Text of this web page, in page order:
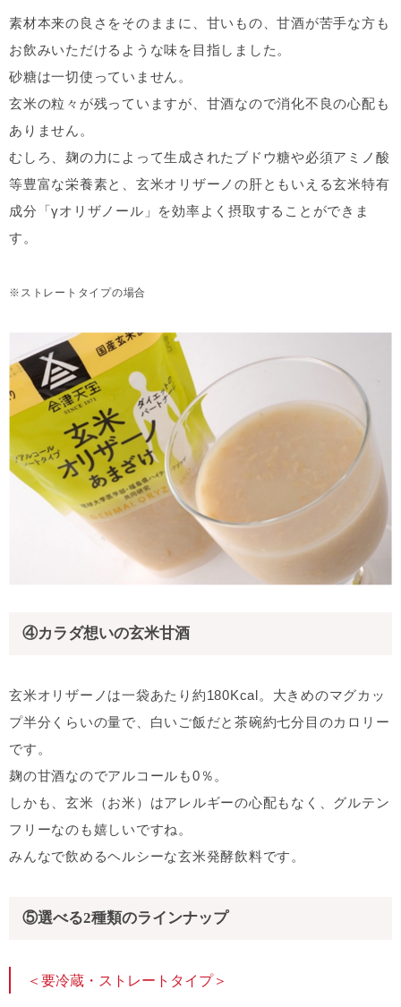
素材本来の良さをそのままに、甘いもの、甘酒が苦手な方も
お飲みいただけるような味を目指しました。
砂糖は一切使っていません。
玄米の粒々が残っていますが、甘酒なので消化不良の心配も
ありません。
むしろ、麹の力によって生成されたブドウ糖や必須アミノ酸
等豊富な栄養素と、玄米オリザーノの肝ともいえる玄米特有
成分「γオリザノール」を効率よく摂取することができま
す。
※ストレートタイプの場合
④カラダ想いの玄米甘酒
玄米オリザーノは一袋あたり約180Kcal。大きめのマグカッ
プ半分くらいの量で、白いご飯だと茶碗約七分目のカロリー
です。
麹の甘酒なのでアルコールも0％。
しかも、玄米（お米）はアレルギーの心配もなく、グルテン
フリーなのも嬉しいですね。
みんなで飲めるヘルシーな玄米発酵飲料です。
⑤選べる2種類のラインナップ
＜要冷蔵・ストレートタイプ＞